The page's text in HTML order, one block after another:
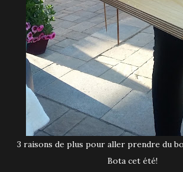
3 raisons de plus pour aller prendre du bon temps au Bota
Bota cet été!